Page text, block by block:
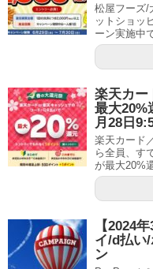
松屋フーズ/
ットショッ
ーン実施中
楽天カー
最大20%
月28日
楽天カード
ら全員、す
が最大20%
【2024
イ/d払い
ン